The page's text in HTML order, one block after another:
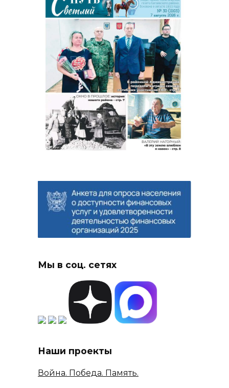
Мы в соц. сетях
Наши проекты
Война. Победа. Память.